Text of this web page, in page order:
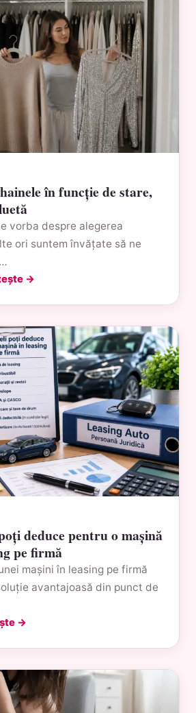
în funcție de stare,
vorba despre alegerea
ori suntem învățate să ne
→
deduce pentru o mașină
pe firmă
mașini în leasing pe firmă
avantajoasă din punct de
→